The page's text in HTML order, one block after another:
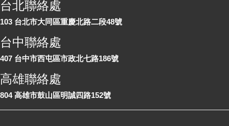
台北聯絡處
103 台北市大同區重慶北路二段48號
台中聯絡處
407 台中市西屯區市政北七路186號
高雄聯絡處
804 高雄市鼓山區明誠四路152號